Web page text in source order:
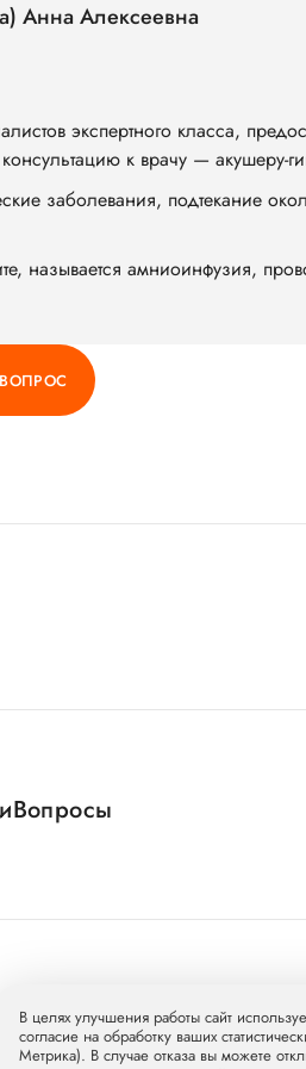
Анна Алексеевна
экспертного класса,
к врачу —
заболевания, подтекание
называется амниоинфузия,
Вопросы
МКПАО «МД Медикал Груп»
В целях улучшения работы сайт
согласие на обработку ваших
Метрика). В случае отказа вы можете